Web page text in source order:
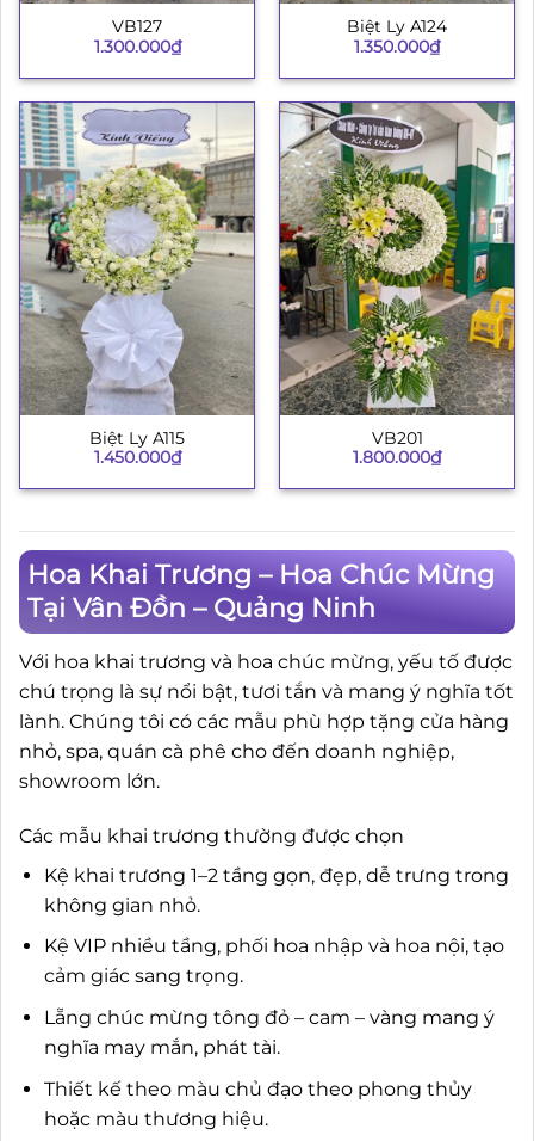
VB127
1.300.000₫
Biệt Ly A124
1.350.000₫
Biệt Ly A115
1.450.000₫
VB201
1.800.000₫
Hoa Khai Trương – Hoa Chúc Mừng
Tại Vân Đồn – Quảng Ninh
Với hoa khai trương và hoa chúc mừng, yếu tố được
chú trọng là sự nổi bật, tươi tắn và mang ý nghĩa tốt
lành. Chúng tôi có các mẫu phù hợp tặng cửa hàng
nhỏ, spa, quán cà phê cho đến doanh nghiệp,
showroom lớn.
Các mẫu khai trương thường được chọn
Kệ khai trương 1–2 tầng gọn, đẹp, dễ trưng trong
không gian nhỏ.
Kệ VIP nhiều tầng, phối hoa nhập và hoa nội, tạo
cảm giác sang trọng.
Lẵng chúc mừng tông đỏ – cam – vàng mang ý
nghĩa may mắn, phát tài.
Thiết kế theo màu chủ đạo theo phong thủy
hoặc màu thương hiệu.